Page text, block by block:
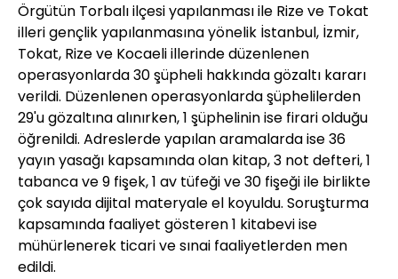
Örgütün Torbalı ilçesi yapılanması ile Rize ve Tokat
illeri gençlik yapılanmasına yönelik İstanbul, İzmir,
Tokat, Rize ve Kocaeli illerinde düzenlenen
operasyonlarda 30 şüpheli hakkında gözaltı kararı
verildi. Düzenlenen operasyonlarda şüphelilerden
29'u gözaltına alınırken, 1 şüphelinin ise firari olduğu
öğrenildi. Adreslerde yapılan aramalarda ise 36
yayın yasağı kapsamında olan kitap, 3 not defteri, 1
tabanca ve 9 fişek, 1 av tüfeği ve 30 fişeği ile birlikte
çok sayıda dijital materyale el koyuldu. Soruşturma
kapsamında faaliyet gösteren 1 kitabevi ise
mühürlenerek ticari ve sınai faaliyetlerden men
edildi.